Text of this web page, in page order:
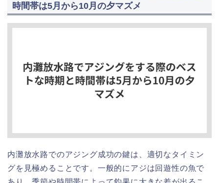
時間帯は5月から10月の夕マズメ
内灘放水路でのアジング成功の鍵は、適切なタイミン
グを見極めることです。一般的にアジは回遊性の魚で